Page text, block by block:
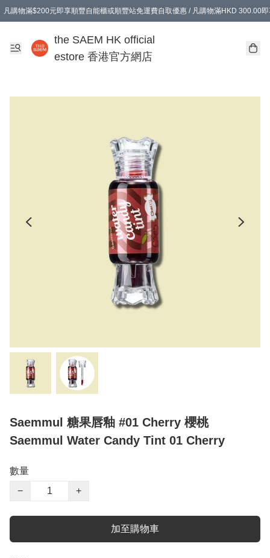
凡購物滿$200元即享順豐自能櫃或順豐站免運費自取優惠 / 凡購物滿HKD 300.00
the SAEM HK official
estore 香港官方網店
Saemmul 糖果唇釉 #01 Cherry 櫻桃
Saemmul Water Candy Tint 01 Cherry
數量
−
+
加至購物車